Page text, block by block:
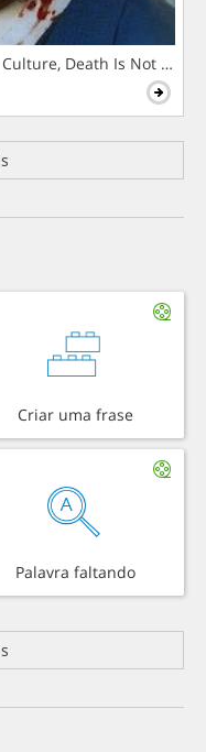
Death Is Not The
Criar uma frase
Palavra faltando